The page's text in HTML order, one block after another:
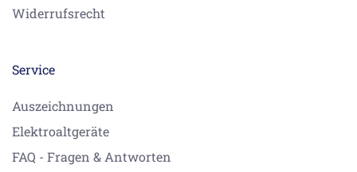
Widerrufsrecht
Service
Auszeichnungen
Elektroaltgeräte
FAQ - Fragen & Antworten